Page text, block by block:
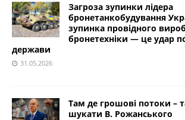
Загроза зупинки лідера
бронетанкобудування
зупинка провідного
бронетехніки — це удар
держави
31.05.2026
Там де грошові потоки –
шукати В. Рожанського